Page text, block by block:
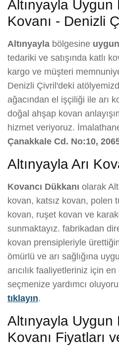
Altınyayla Uygun
Kovanı - Denizli
Altınyayla bölgesine
tedariki ve satışında katlı
kargo ve müşteri
Denizli Çivril'deki
ağacından el işçiliği ile arı
doğal ahşap kovan
hizmet veriyoruz.
Çanakkale Cd. No:10,
Altınyayla Arı
Kovancı Dükkanı olarak
kovan, katsız kovan, polen
kovan, ruşet kovan ve
sunmaktayız. fabrikadan
kovan prensipleriyle
ömürlü ve arı sağlığına
arıcılık faaliyetleriniz için
seçmenize yardımcı
tıklayın.
Altınyayla Uygun
Kovanı Fiyatları